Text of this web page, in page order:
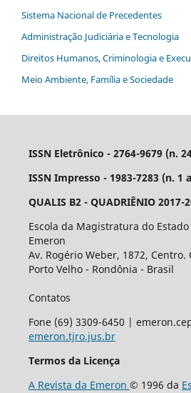
Sistema Nacional de Precedentes
Administração Judiciária e Tecnologia
Direitos Humanos, Criminologia e
Meio Ambiente, Família e Sociedade
ISSN Eletrônico - 2764-9679 (n.
ISSN Impresso - 1983-7283 (n. 1
QUALIS B2 - QUADRIÊNIO 2017-
Escola da Magistratura do
Emeron
Av. Rogério Weber, 1872, Centro.
Porto Velho - Rondônia - Brasil
Contatos
Fone (69) 3309-6450 |
emeron.tjro.jus.br
Termos da Licença
A Revista da Emeron © 1996 da